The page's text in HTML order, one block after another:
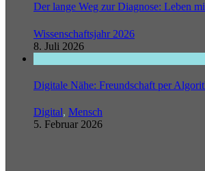
Der lange Weg zur Diagnose: Leben
Wissenschaftsjahr 2026
8. Juli 2026
Digitale Nähe: Freundschaft per
Digital, Mensch
5. Februar 2026